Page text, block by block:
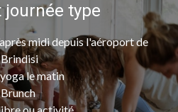
journée type
midi depuis l'aéroport de
Brindisi
le matin
Brunch